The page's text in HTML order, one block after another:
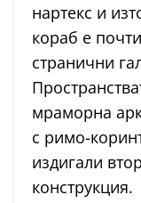
нартекс и
кораб е
странични
мраморна
с римо-
издигали
конструкция.